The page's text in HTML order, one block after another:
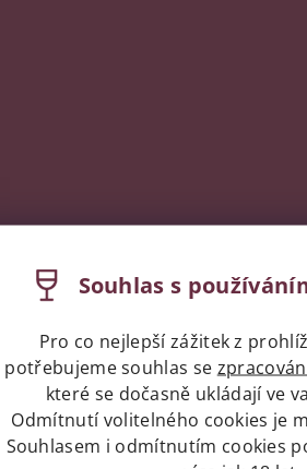
Souhlas s
Pro co nejlepší zážitek z
potřebujeme souhlas se
které se dočasně ukládají ve
Odmítnutí volitelného cookies je
Souhlasem i odmítnutím cookies